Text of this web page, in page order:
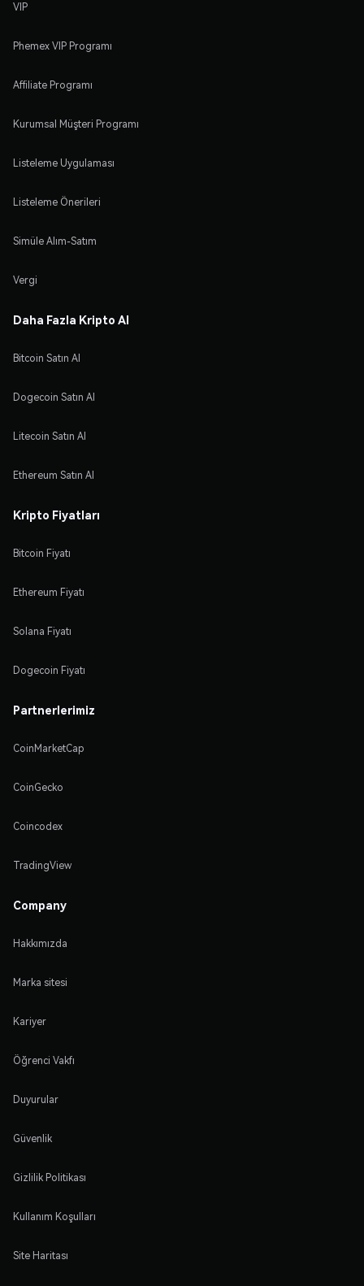
VIP
Phemex VIP Programı
Affiliate Programı
Kurumsal Müşteri Programı
Listeleme Uygulaması
Listeleme Önerileri
Simüle Alım-Satım
Vergi
Daha Fazla Kripto Al
Bitcoin Satın Al
Dogecoin Satın Al
Litecoin Satın Al
Ethereum Satın Al
Kripto Fiyatları
Bitcoin Fiyatı
Ethereum Fiyatı
Solana Fiyatı
Dogecoin Fiyatı
Partnerlerimiz
CoinMarketCap
CoinGecko
Coincodex
TradingView
Company
Hakkımızda
Marka sitesi
Kariyer
Öğrenci Vakfı
Duyurular
Güvenlik
Gizlilik Politikası
Kullanım Koşulları
Site Haritası